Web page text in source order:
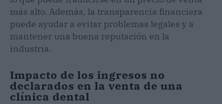
más alto. Además, la transparencia financiera
puede ayudar a evitar problemas legales y a
mantener una buena reputación en la
industria.
Impacto de los ingresos no
declarados en la venta de una
clínica dental